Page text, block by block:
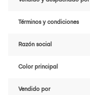
Términos y condiciones
Razón social
Color principal
Vendido por